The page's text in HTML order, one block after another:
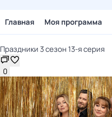
Главная Моя программа
Праздники 3 сезон 13-я серия
0